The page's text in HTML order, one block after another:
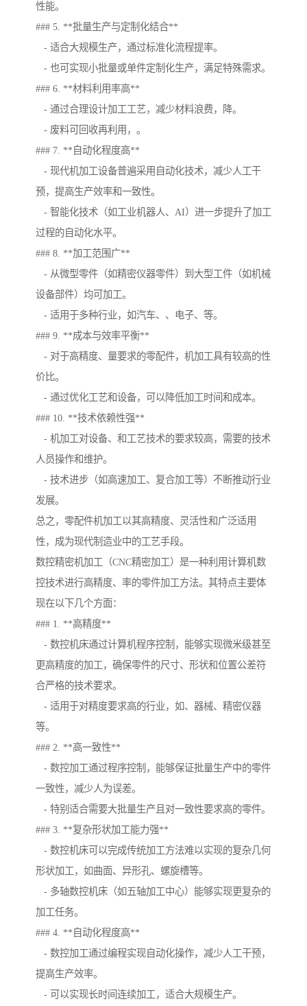
性能。
### 5. **批量生产与定制化结合**
- 适合大规模生产，通过标准化流程提率。
- 也可实现小批量或单件定制化生产，满足特殊需求。
### 6. **材料利用率高**
- 通过合理设计加工工艺，减少材料浪费，降。
- 废料可回收再利用，。
### 7. **自动化程度高**
- 现代机加工设备普遍采用自动化技术，减少人工干
预，提高生产效率和一致性。
- 智能化技术（如工业机器人、AI）进一步提升了加工
过程的自动化水平。
### 8. **加工范围广**
- 从微型零件（如精密仪器零件）到大型工件（如机械
设备部件）均可加工。
- 适用于多种行业，如汽车、、电子、等。
### 9. **成本与效率平衡**
- 对于高精度、量要求的零配件，机加工具有较高的性
价比。
- 通过优化工艺和设备，可以降低加工时间和成本。
### 10. **技术依赖性强**
- 机加工对设备、和工艺技术的要求较高，需要的技术
人员操作和维护。
- 技术进步（如高速加工、复合加工等）不断推动行业
发展。
总之，零配件机加工以其高精度、灵活性和广泛适用
性，成为现代制造业中的工艺手段。
数控精密机加工（CNC精密加工）是一种利用计算机数
控技术进行高精度、率的零件加工方法。其特点主要体
现在以下几个方面：
### 1. **高精度**
- 数控机床通过计算机程序控制，能够实现微米级甚至
更高精度的加工，确保零件的尺寸、形状和位置公差符
合严格的技术要求。
- 适用于对精度要求高的行业，如、器械、精密仪器
等。
### 2. **高一致性**
- 数控加工通过程序控制，能够保证批量生产中的零件
一致性，减少人为误差。
- 特别适合需要大批量生产且对一致性要求高的零件。
### 3. **复杂形状加工能力强**
- 数控机床可以完成传统加工方法难以实现的复杂几何
形状加工，如曲面、异形孔、螺旋槽等。
- 多轴数控机床（如五轴加工中心）能够实现更复杂的
加工任务。
### 4. **自动化程度高**
- 数控加工通过编程实现自动化操作，减少人工干预，
提高生产效率。
- 可以实现长时间连续加工，适合大规模生产。